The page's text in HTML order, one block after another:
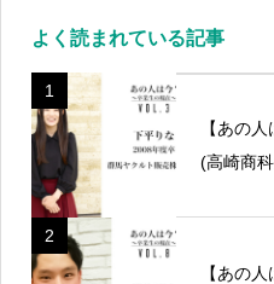
よく読まれている記事
1
【あの
(高崎商
2
【あの